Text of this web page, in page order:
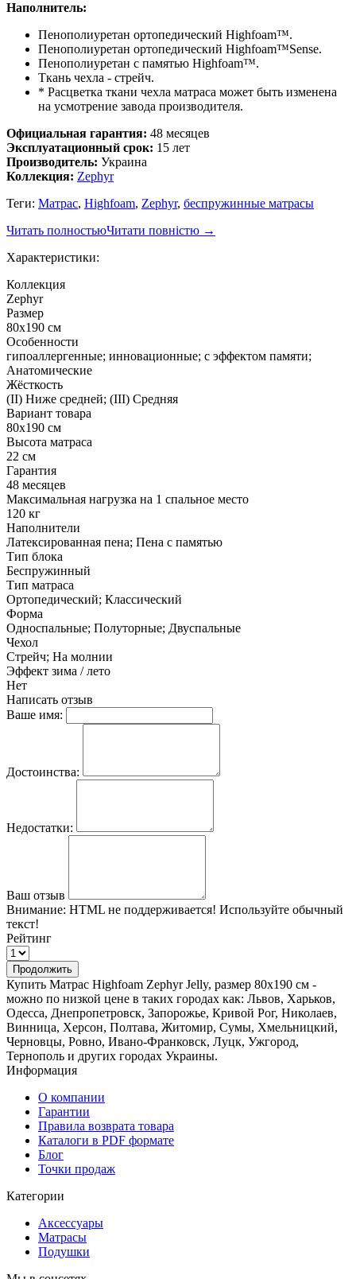
Наполнитель:
Пенополиуретан ортопедический Highfoam™.
Пенополиуретан ортопедический Highfoam™Sense.
Пенополиуретан с памятью Highfoam™.
Ткань чехла - стрейч.
* Расцветка ткани чехла матраса может быть изменена
на усмотрение завода производителя.
Официальная гарантия: 48 месяцев
Эксплуатационный срок: 15 лет
Производитель: Украина
Коллекция: Zephyr
Теги: Матрас, Highfoam, Zephyr, беспружинные матрасы
Читать полностьюЧитати повністю →
Характеристики:
Коллекция
Zephyr
Размер
80x190 см
Особенности
гипоаллергенные; инновационные; с эффектом памяти;
Анатомические
Жёсткость
(II) Ниже средней; (III) Средняя
Вариант товара
80x190 см
Высота матраса
22 см
Гарантия
48 месяцев
Максимальная нагрузка на 1 спальное место
120 кг
Наполнители
Латексированная пена; Пена с памятью
Тип блока
Беспружинный
Тип матраса
Ортопедический; Классический
Форма
Односпальные; Полуторные; Двуспальные
Чехол
Стрейч; На молнии
Эффект зима / лето
Нет
Написать отзыв
Ваше имя:
Достоинства:
Недостатки:
Ваш отзыв
Внимание: HTML не поддерживается! Используйте обычный
текст!
Рейтинг
Продолжить
Купить Матрас Highfoam Zephyr Jelly, размер 80х190 см -
можно по низкой цене в таких городах как: Львов, Харьков,
Одесса, Днепропетровск, Запорожье, Кривой Рог, Николаев,
Винница, Херсон, Полтава, Житомир, Сумы, Хмельницкий,
Черновцы, Ровно, Ивано-Франковск, Луцк, Ужгород,
Тернополь и других городах Украины.
Информация
О компании
Гарантии
Правила возврата товара
Каталоги в PDF формате
Блог
Точки продаж
Категории
Аксессуары
Матрасы
Подушки